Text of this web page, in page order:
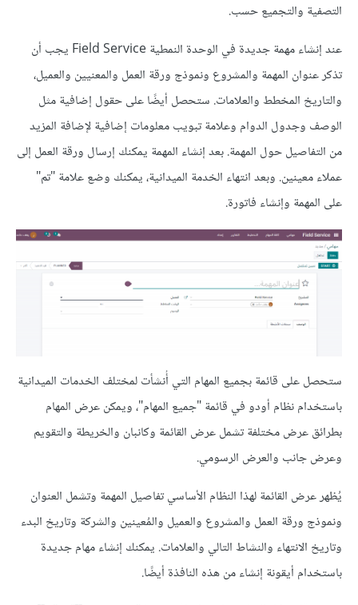
التصفية والتجميع حسب.
عند إنشاء مهمة جديدة في الوحدة النمطية Field Service يجب أن
تذكر عنوان المهمة والمشروع ونموذج ورقة العمل والمعنيين والعميل،
والتاريخ المخطط والعلامات. ستحصل أيضًا على حقول إضافية مثل
الوصف وجدول الدوام وعلامة تبويب معلومات إضافية لإضافة المزيد
من التفاصيل حول المهمة. بعد إنشاء المهمة يمكنك إرسال ورقة العمل إلى
عملاء معينين. وبعد انتهاء الخدمة الميدانية، يمكنك وضع علامة "تم"
على المهمة وإنشاء فاتورة.
ستحصل على قائمة بجميع المهام التي أُنشأت لمختلف الخدمات الميدانية
باستخدام نظام أودو في قائمة "جميع المهام"، ويمكن عرض المهام
بطرائق عرض مختلفة تشمل عرض القائمة وكانبان والخريطة والتقويم
وعرض جانب والعرض الرسومي.
يُظهر عرض القائمة لهذا النظام الأساسي تفاصيل المهمة وتشمل العنوان
ونموذج ورقة العمل والمشروع والعميل والمُعينين والشركة وتاريخ البدء
وتاريخ الانتهاء والنشاط التالي والعلامات. يمكنك إنشاء مهام جديدة
باستخدام أيقونة إنشاء من هذه النافذة أيضًا.